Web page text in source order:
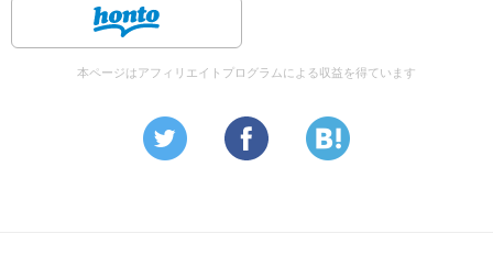
本ページはアフィリエイトプログラムによる収益を得ています